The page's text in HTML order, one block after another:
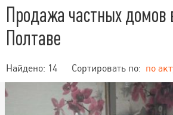
Продажа частных домов
Полтаве
Найдено: 14 Сортировать по: по